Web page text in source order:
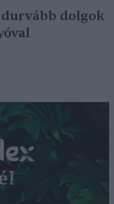
dolgok